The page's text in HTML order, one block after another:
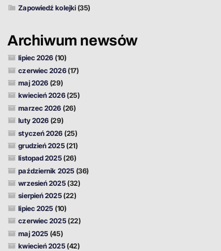
Zapowiedź kolejki (35)
Archiwum newsów
lipiec 2026 (10)
czerwiec 2026(17)
maj 2026 (29)
kwiecień 2026(25)
marzec 2026 (26)
luty 2026 (29)
styczeń 2026 (25)
grudzień 2025 (21)
listopad 2025 (26)
październik 2025 (36)
wrzesień 2025 (32)
sierpień 2025 (22)
lipiec 2025 (10)
czerwiec 2025 (22)
maj 2025 (45)
kwiecień 2025 (42)